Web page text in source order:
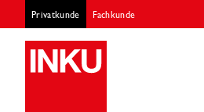
Privatkunde Fachkunde